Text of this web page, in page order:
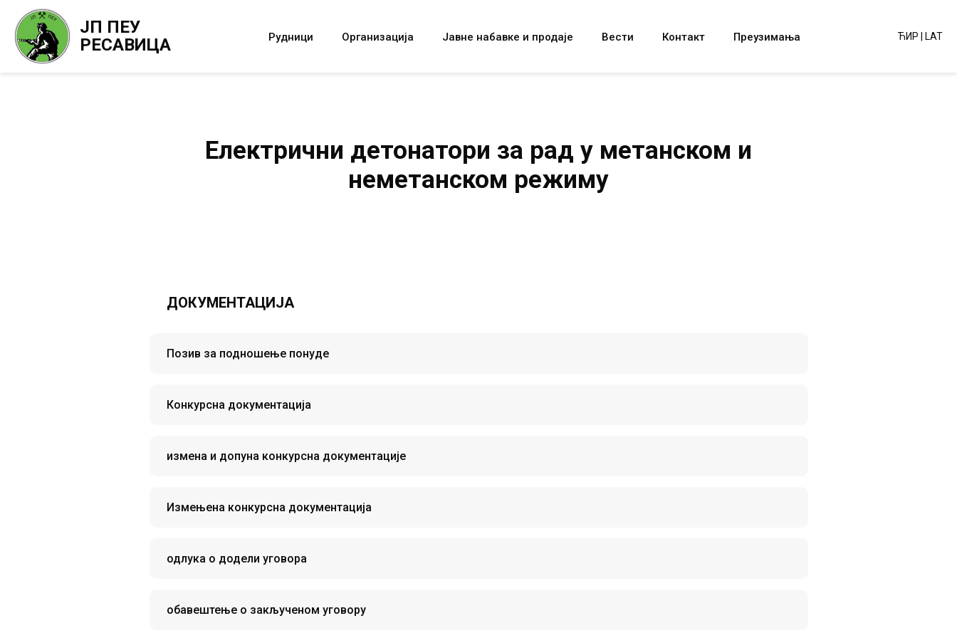
ЈП ПЕУ
РЕСАВИЦА
Рудници Организација Јавне набавке и продаје Вести Контакт Преузимања ЋИР LAT
Електрични детонатори за рад у метанском и
неметанском режиму
ДОКУМЕНТАЦИЈА
Позив за подношење понуде
Конкурсна документација
измена и допуна конкурсна документације
Измењена конкурсна документација
одлука о додели уговора
обавештење о закљученом уговору